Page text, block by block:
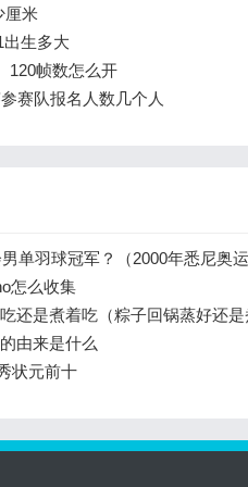
厘米
出生多大
帧数怎么开
赛队报名人数几个人
单羽球冠军？（2000年悉尼奥
怎么收集
还是煮着吃（粽子回锅蒸好还是
由来是什么
状元前十